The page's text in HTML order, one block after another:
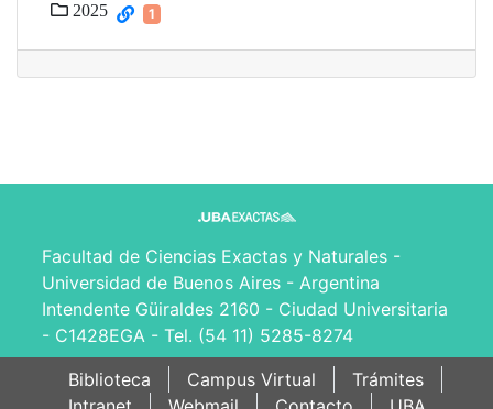
2025 1
Facultad de Ciencias Exactas y Naturales -
Universidad de Buenos Aires - Argentina
Intendente Güiraldes 2160 - Ciudad Universitaria
- C1428EGA - Tel. (54 11) 5285-8274
Biblioteca
Campus Virtual
Trámites